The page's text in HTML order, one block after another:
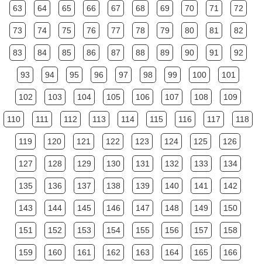
63 64 65 66 67 68 69 70 71 72
73 74 75 76 77 78 79 80 81 82
83 84 85 86 87 88 89 90 91 92
93 94 95 96 97 98 99 100 101
102 103 104 105 106 107 108 109
110 111 112 113 114 115 116 117 118
119 120 121 122 123 124 125 126
127 128 129 130 131 132 133 134
135 136 137 138 139 140 141 142
143 144 145 146 147 148 149 150
151 152 153 154 155 156 157 158
159 160 161 162 163 164 165 166